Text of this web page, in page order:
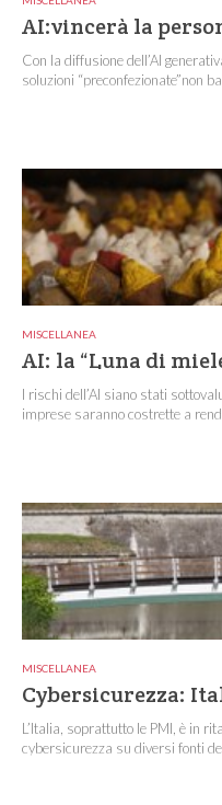
AI:vincerà la
Con la diffusione dell’AI
soluzioni “preconfezionate”non
MISCELLANEA
AI: la “Luna di
I rischi dell’AI siano stati
imprese saranno costrette a
MISCELLANEA
Cybersicurezza:
L’Italia, soprattutto le PMI, è in
cybersicurezza su diversi fonti